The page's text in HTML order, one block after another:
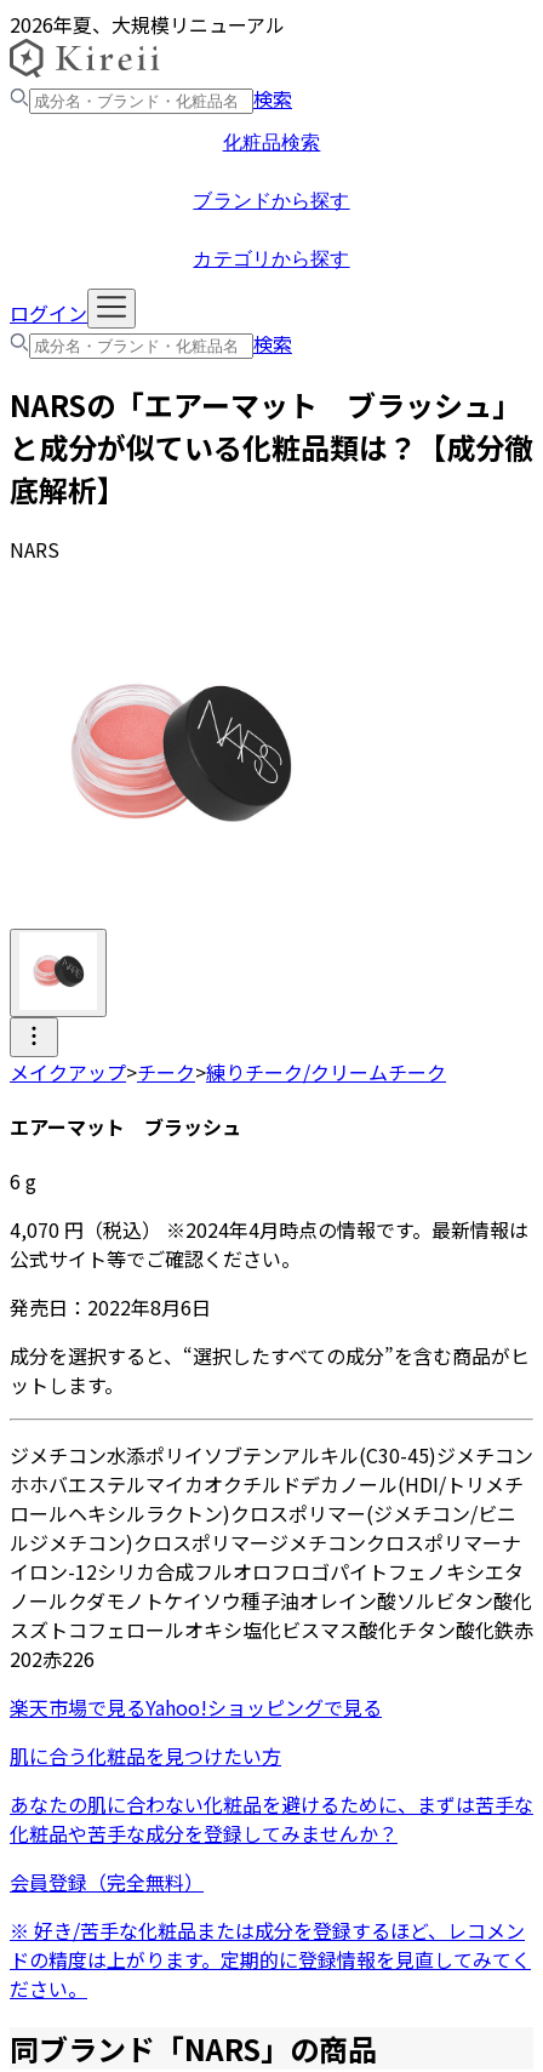
2026年夏、大規模リニューアル
検索
化粧品検索
ブランドから探す
カテゴリから探す
ログイン
検索
NARSの「エアーマット ブラッシュ 」
と成分が似ている化粧品類は？【成分徹
底解析】
NARS
メイクアップ>チーク>練りチーク/クリームチーク
エアーマット ブラッシュ
6g
4,070 円 （税込） ※2024年4月時点の情報です。最新情報は
公式サイト等でご確認ください。
発売日： 2022年8月6日
成分を選択すると、“選択したすべての成分”を含む商品がヒ
ットします。
ジメチコン水添ポリイソブテンアルキル(C30-45)ジメチコン
ホホバエステルマイカオクチルドデカノール(HDI/トリメチ
ロールヘキシルラクトン)クロスポリマー(ジメチコン/ビニ
ルジメチコン)クロスポリマージメチコンクロスポリマーナ
イロン-12シリカ合成フルオロフロゴパイトフェノキシエタ
ノールクダモノトケイソウ種子油オレイン酸ソルビタン酸化
スズ トコフェロールオキシ塩化ビスマス酸化チタン酸化鉄赤
202赤226
楽天市場で見るYahoo!ショッピングで見る
肌に合う化粧品を見つけたい方
あなたの肌に合わない化粧品を避けるために、まずは苦手な
化粧品や苦手な成分を登録してみませんか？
会員登録（完全無料）
※ 好き/苦手な化粧品または成分を登録するほど、レコメン
ドの精度は上がります。定期的に登録情報を見直してみてく
ださい。
同ブランド「NARS」の商品